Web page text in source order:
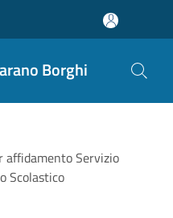
Borghi
affidamento Servizio
Scolastico